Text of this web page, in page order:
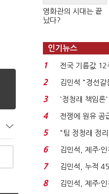
영화관의 시대는 끝
났다?
인기뉴스
1
전국 기름값
발윳값 1909원
2
김민석 "경선
청래 "반명 공
3
'정청래 책임론
는 추가투표 때
4
전쟁에 원유 공
에너지안보 핵
5
"팀 정청래 정
주 최고위원 계
6
김민석, 제주·
'1위 탈환'(종
7
김민석, 누적
청래와 격차
8
김민석, 제주·